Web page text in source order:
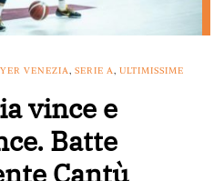
VENEZIA, SERIE A, ULTIMISSIME
vince e
Batte
Cantù